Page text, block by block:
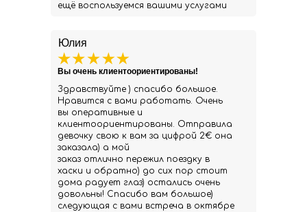
Юлия
Здравствуйте ) спасибо большое.
Нравится с вами работать. Очень
вы оперативные и
клиентоориентированы. Отправила
девочку свою к вам за цифрой 2€ она
заказала) а мой
заказ отлично пережил поездку в
хаски и обратно) до сих пор стоит
дома радует глаз) остались очень
довольны! Спасибо вам большое)
следующая с вами встреча в октябре
Вы очень клиентоориентированы!
ещё воспользуемся вашими услугами